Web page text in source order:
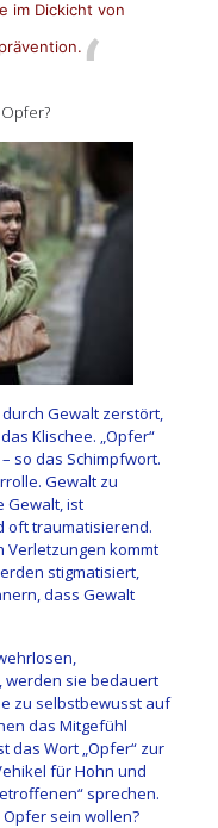
im Dickicht von
Gewalt zerstört,
Klischee. „Opfer“
so das Schimpfwort.
Gewalt zu
Gewalt, ist
oft traumatisierend.
Verletzungen kommt
stigmatisiert,
dass Gewalt
werden sie bedauert
zu selbstbewusst auf
das Mitgefühl
das Wort „Opfer“ zur
für Hohn und
sprechen.
sein wollen?